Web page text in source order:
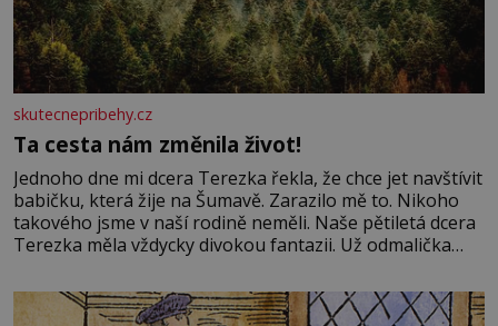
skutecnepribehy.cz
Ta cesta nám změnila život!
Jednoho dne mi dcera Terezka řekla, že chce jet navštívit
babičku, která žije na Šumavě. Zarazilo mě to. Nikoho
takového jsme v naší rodině neměli. Naše pětiletá dcera
Terezka měla vždycky divokou fantazii. Už odmalička
zdálo o jednorožcích, krásných princeznách, statečných
rytířích a létajících dracích.